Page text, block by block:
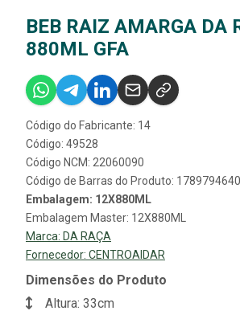
BEB RAIZ AMARGA DA
880ML GFA
Código do Fabricante: 14
Código: 49528
Código NCM: 22060090
Código de Barras do Produto:
Embalagem: 12X880ML
Embalagem Master: 12X880ML
Marca: DA RAÇA
Fornecedor: CENTROAIDAR
Dimensões do Produto
Altura: 33cm